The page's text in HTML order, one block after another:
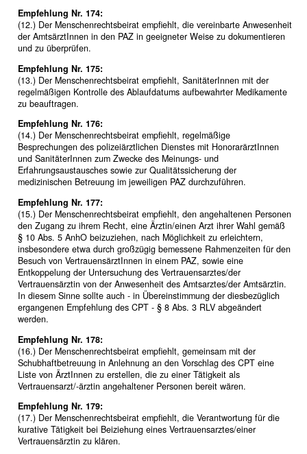
Empfehlung Nr. 174:
(12.) Der Menschenrechtsbeirat empfiehlt, die vereinbarte Anwesenheit
der AmtsärztInnen in den PAZ in geeigneter Weise zu dokumentieren
und zu überprüfen.
Empfehlung Nr. 175:
(13.) Der Menschenrechtsbeirat empfiehlt, SanitäterInnen mit der
regelmäßigen Kontrolle des Ablaufdatums aufbewahrter Medikamente
zu beauftragen.
Empfehlung Nr. 176:
(14.) Der Menschenrechtsbeirat empfiehlt, regelmäßige
Besprechungen des polizeiärztlichen Dienstes mit HonorarärztInnen
und SanitäterInnen zum Zwecke des Meinungs- und
Erfahrungsaustausches sowie zur Qualitätssicherung der
medizinischen Betreuung im jeweiligen PAZ durchzuführen.
Empfehlung Nr. 177:
(15.) Der Menschenrechtsbeirat empfiehlt, den angehaltenen Personen
den Zugang zu ihrem Recht, eine Ärztin/einen Arzt ihrer Wahl gemäß
§ 10 Abs. 5 AnhO beizuziehen, nach Möglichkeit zu erleichtern,
insbesondere etwa durch großzügig bemessene Rahmenzeiten für den
Besuch von VertrauensärztInnen in einem PAZ, sowie eine
Entkoppelung der Untersuchung des Vertrauensarztes/der
Vertrauensärztin von der Anwesenheit des Amtsarztes/der Amtsärztin.
In diesem Sinne sollte auch - in Übereinstimmung der diesbezüglich
ergangenen Empfehlung des CPT - § 8 Abs. 3 RLV abgeändert
werden.
Empfehlung Nr. 178:
(16.) Der Menschenrechtsbeirat empfiehlt, gemeinsam mit der
Schubhaftbetreuung in Anlehnung an den Vorschlag des CPT eine
Liste von ÄrztInnen zu erstellen, die zu einer Tätigkeit als
Vertrauensarzt/-ärztin angehaltener Personen bereit wären.
Empfehlung Nr. 179:
(17.) Der Menschenrechtsbeirat empfiehlt, die Verantwortung für die
kurative Tätigkeit bei Beiziehung eines Vertrauensarztes/einer
Vertrauensärztin zu klären.